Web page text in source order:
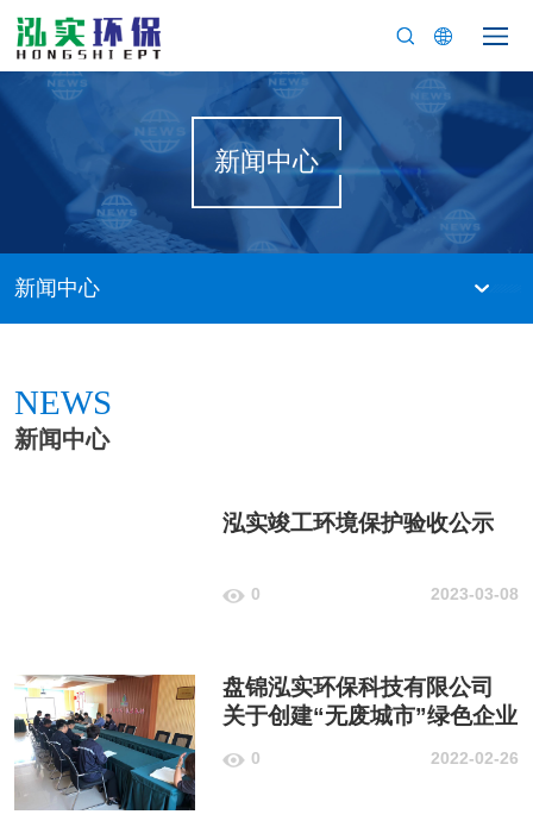
新闻中心
新闻中心
NEWS
新闻中心
泓实竣工环境保护验收公示
0 2023-03-08
盘锦泓实环保科技有限公司
关于创建“无废城市”绿色企业
0 2022-02-26